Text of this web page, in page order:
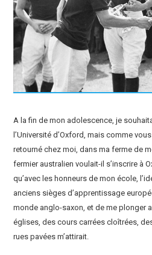
A la fin de mon adolescence, je
l’Université d’Oxford, mais comme
retourné chez moi, dans ma ferme de
fermier australien voulait-il s’inscrire à
qu’avec les honneurs de mon école,
anciens sièges d’apprentissage
monde anglo-saxon, et de me plonger
églises, des cours carrées cloîtrées,
rues pavées m’attirait.